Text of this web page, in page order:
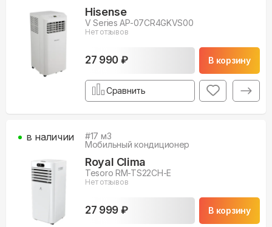
Hisense
V Series AP-07CR4GKVS00
Нет отзывов
27 990 ₽ В корзину
Сравнить
#17 м3
Мобильный кондиционер
Royal Clima
Tesoro RM-TS22CH-E
Нет отзывов
27 999 ₽ В корзину
в наличии